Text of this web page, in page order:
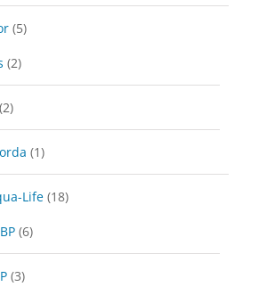
(5)
(2)
(2)
(1)
Life (18)
(6)
(3)